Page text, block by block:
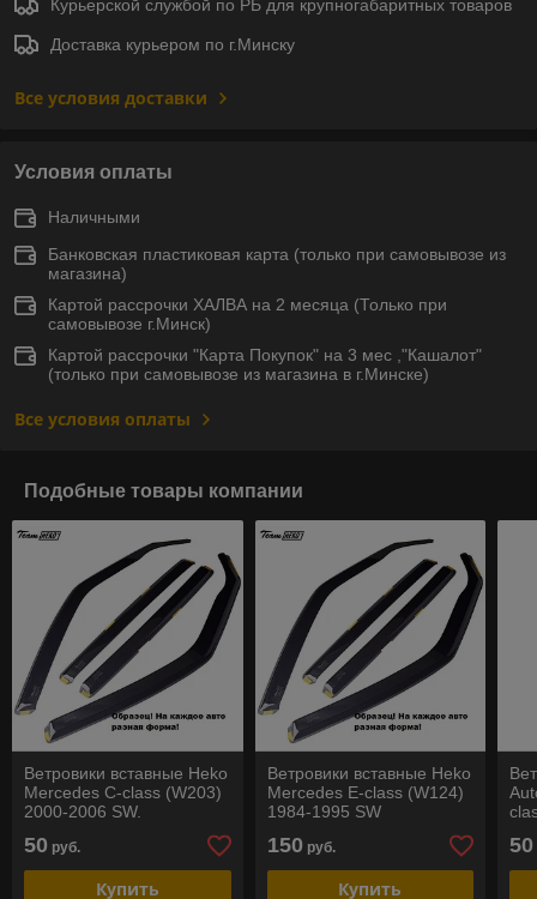
Курьерской службой по РБ для крупногабаритных товаров
Доставка курьером по г.Минску
Все условия доставки
Условия оплаты
Наличными
Банковская пластиковая карта (только при самовывозе из
магазина)
Картой рассрочки ХАЛВА на 2 месяца (Только при
самовывозе г.Минск)
Картой рассрочки "Карта Покупок" на 3 мес ,"Кашалот"
(только при самовывозе из магазина в г.Минске)
Все условия оплаты
Подобные товары компании
Ветровики вставные Heko
Mercedes C-class (W203)
2000-2006 SW.
50 руб.
Купить
Ветровики вставные Heko
Mercedes E-class (W124)
1984-1995 SW
150 руб.
Купить
50